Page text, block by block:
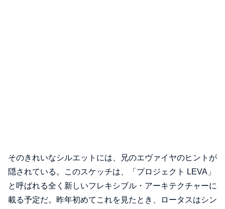
そのきれいなシルエットには、兄のエヴァイヤのヒントが
隠されている。このスケッチは、「プロジェクト LEVA」
と呼ばれる全く新しいフレキシブル・アーキテクチャーに
載る予定だ。昨年初めてこれを見たとき、ロータスはシン